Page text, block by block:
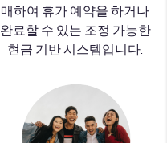
매하여 휴가 예약을 하거나
완료할 수 있는 조정 가능한
현금 기반 시스템입니다.